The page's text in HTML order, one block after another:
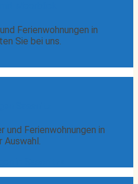
Ferienwohnungen in
Sie bei uns.
und Ferienwohnungen in
Auswahl.